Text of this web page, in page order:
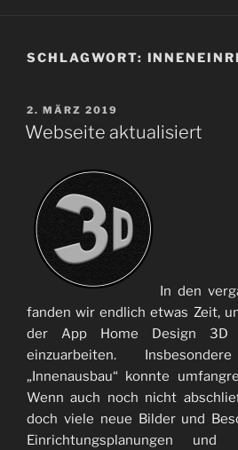
SCHLAGWORT:
VERÖFFENTLICHT
AM
2. MÄRZ 2019
Webseite aktualisiert
In den
fanden wir endlich etwas Zeit,
der App Home Design 3D
einzuarbeiten.
„Innenausbau“ konnte
Wenn auch noch nicht
doch viele neue Bilder und
Einrichtungsplanungen